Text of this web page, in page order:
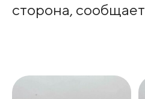
сторона, сообщает